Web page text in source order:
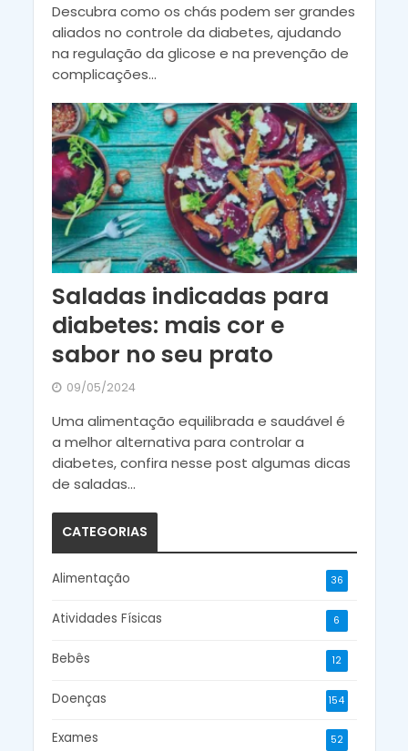
Descubra como os chás podem ser grandes
aliados no controle da diabetes, ajudando
na regulação da glicose e na prevenção de
complicações...
Saladas indicadas para
diabetes: mais cor e
sabor no seu prato
09/05/2024
Uma alimentação equilibrada e saudável é
a melhor alternativa para controlar a
diabetes, confira nesse post algumas dicas
de saladas...
CATEGORIAS
Alimentação 36
Atividades Físicas 6
Bebês 12
Doenças 154
Exames 52